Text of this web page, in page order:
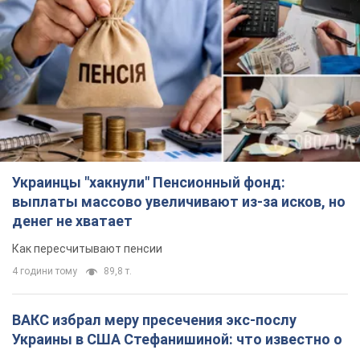
Украинцы "хакнули" Пенсионный фонд:
выплаты массово увеличивают из-за исков, но
денег не хватает
Как пересчитывают пенсии
4 години тому 89,8 т.
ВАКС избрал меру пресечения экс-послу
Украины в США Стефанишиной: что известно о